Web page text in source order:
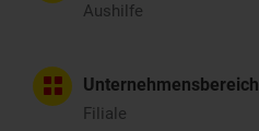
Aushilfe
Unternehmensbereich
Filiale